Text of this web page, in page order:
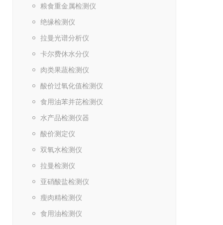
粮食重金属检测仪
绝缘检测仪
拉曼光谱分析仪
卡尔费休水分仪
肉类果蔬检测仪
酸价过氧化值检测仪
食用油苯并芘检测仪
水产品检测仪器
酸价测定仪
双氧水检测仪
拉曼检测仪
亚硝酸盐检测仪
瘦肉精检测仪
食用油检测仪